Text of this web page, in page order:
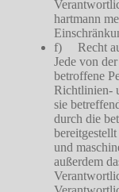
hartmann
f) Recht
Jede von
betroffene
Richtlinien-
sie
durch die
und
außerdem